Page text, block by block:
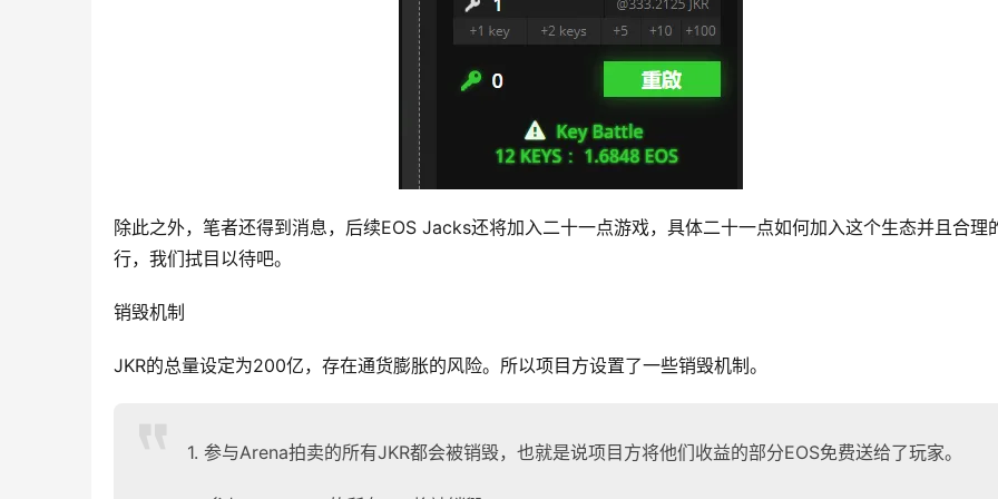
除此之外，笔者还得到消息，后续EOS Jacks还将加入二十一点游戏，具体二十一点如何加入这个生态并且合理
行，我们拭目以待吧。
销毁机制
JKR的总量设定为200亿，存在通货膨胀的风险。所以项目方设置了一些销毁机制。
1. 参与Arena拍卖的所有JKR都会被销毁，也就是说项目方将他们收益的部分EOS免费送给了玩家。